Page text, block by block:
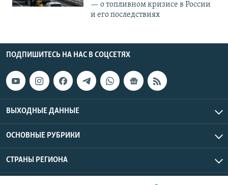
— о топливном кризисе в России
и его последствиях
ПОДПИШИТЕСЬ НА НАС В СОЦСЕТЯХ
ВЫХОДНЫЕ ДАННЫЕ
ОСНОВНЫЕ РУБРИКИ
СТРАНЫ РЕГИОНА